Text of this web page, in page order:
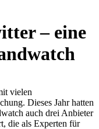
– eine
vielen
Dieses Jahr hatten
auch drei Anbieter
die als Experten für